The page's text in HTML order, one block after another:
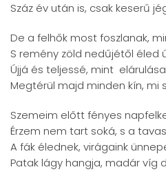
Száz év után is, csak keserű
De a felhők most foszlanak,
S remény zöld nedűjétől éled
Újjá és teljessé, mint
Megtérül majd minden kín, mi
Szemeim előtt fényes
Érzem nem tart soká, s a
A fák élednek, virágaink
Patak lágy hangja, madár víg